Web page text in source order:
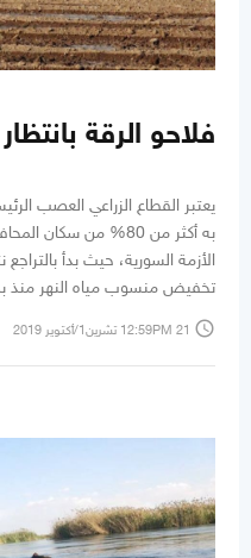
فلاحو الرقة
يعتبر القطاع الزراعي العصب
به أكثر من 80% من
الأزمة السورية، حيث بدأ
تخفيض منسوب مياه النهر منذ بداية
access_time 12:59PM 21 تشرين1/أكتوير 2019